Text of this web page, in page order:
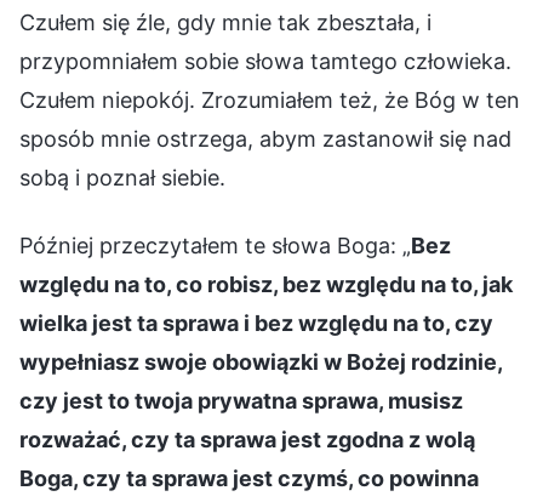
Czułem się źle, gdy mnie tak zbeształa, i
przypomniałem sobie słowa tamtego człowieka.
Czułem niepokój. Zrozumiałem też, że Bóg w ten
sposób mnie ostrzega, abym zastanowił się nad
sobą i poznał siebie.
Później przeczytałem te słowa Boga: „Bez
względu na to, co robisz, bez względu na to, jak
wielka jest ta sprawa i bez względu na to, czy
wypełniasz swoje obowiązki w Bożej rodzinie,
czy jest to twoja prywatna sprawa, musisz
rozważać, czy ta sprawa jest zgodna z wolą
Boga, czy ta sprawa jest czymś, co powinna